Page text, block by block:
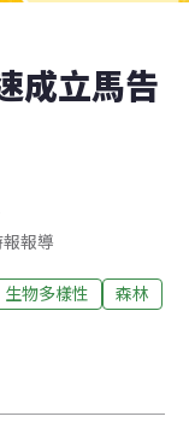
成立馬告
報導
生物多樣性
森林